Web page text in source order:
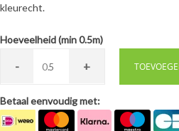
kleurecht.
Hoeveelheid (min 0.5m)
- 0. +
Betaal eenvoudig met: